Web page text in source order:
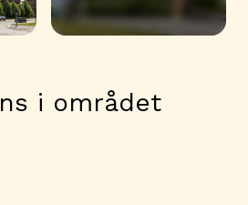
i området